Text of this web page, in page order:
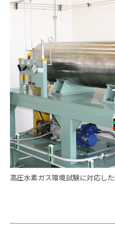
高圧水素ガス環境試験に対応し